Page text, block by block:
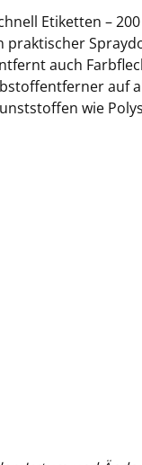
Etiketten –
auch
auf
wie